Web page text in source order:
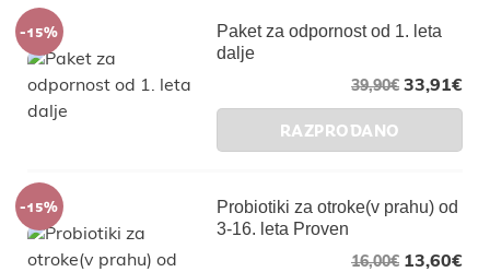
-15%
Paket za odpornost od 1. leta
dalje
33,91€
39,90€
RAZPRODANO
-15%
Probiotiki za otroke(v prahu) od
3-16. leta Proven
13,60€
16,00€